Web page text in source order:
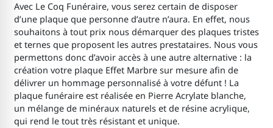
Avec Le Coq Funéraire, vous serez certain de disposer
d’une plaque que personne d’autre n’aura. En effet, nous
souhaitons à tout prix nous démarquer des plaques tristes
et ternes que proposent les autres prestataires. Nous vous
permettons donc d’avoir accès à une autre alternative : la
création votre plaque Effet Marbre sur mesure afin de
délivrer un hommage personnalisé à votre défunt ! La
plaque funéraire est réalisée en Pierre Acrylate blanche,
un mélange de minéraux naturels et de résine acrylique,
qui rend le tout très résistant et unique.